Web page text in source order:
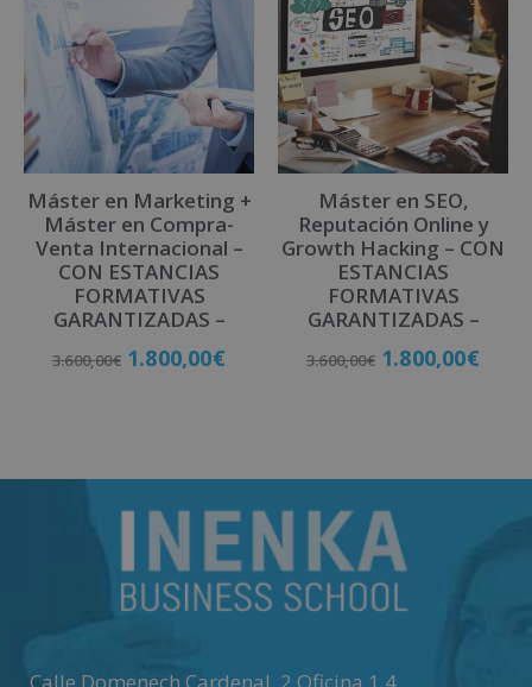
Máster en Marketing +
Máster en Compra-
Venta Internacional –
CON ESTANCIAS
FORMATIVAS
GARANTIZADAS –
3.600,00€ 1.800,00€
Máster en SEO,
Reputación Online y
Growth Hacking – CON
ESTANCIAS
FORMATIVAS
GARANTIZADAS –
3.600,00€ 1.800,00€